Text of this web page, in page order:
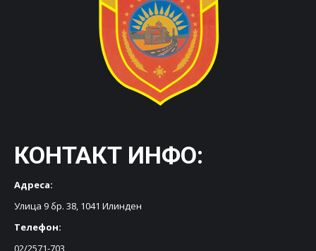
КОНТАКТ ИНФО:
Адреса:
Улица 9 бр. 38, 1041 Илинден
Телефон:
02/2571-703